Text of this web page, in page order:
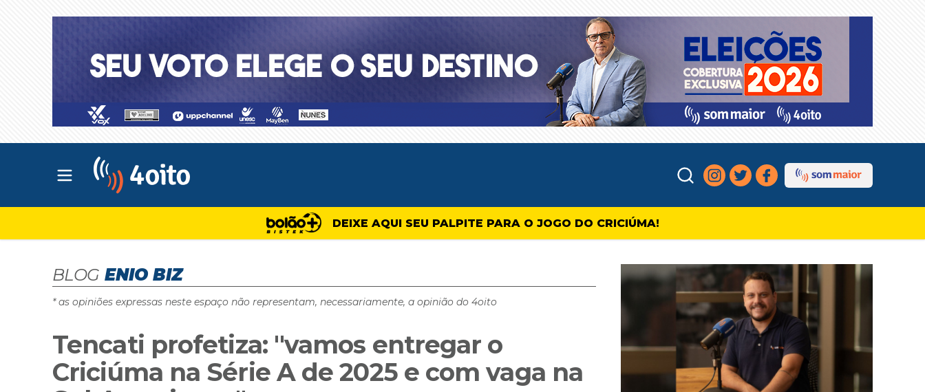
Abrir menu principal
DEIXE AQUI SEU PALPITE PARA O JOGO DO CRICIÚMA!
BLOG ENIO BIZ
* as opiniões expressas neste espaço não representam, necessariamente, a opinião do 4oito
Tencati profetiza: "vamos entregar o
Criciúma na Série A de 2025 e com vaga na